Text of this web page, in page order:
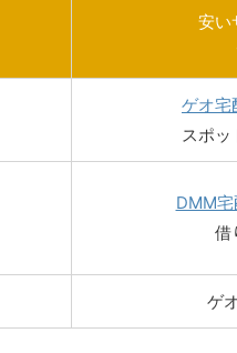
安い
ゲオ宅
スポッ
DMM
借
ゲ